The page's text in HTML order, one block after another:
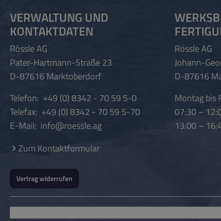
VERWALTUNG UND
KONTAKTDATEN
Rössle AG
Pater-Hartmann-Straße 23
D-87616 Marktoberdorf
Telefon: +49 (0) 8342 - 70 59 5-0
Telefax: +49 (0) 8342 - 70 59 5-70
E-Mail: info@roessle.ag
Zum Kontaktformular
Vertrag widerrufen
Rössle AG
Johann-
D-87616
Montag bis
07:30 –
13:00 –